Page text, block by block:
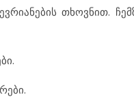
თხოვნით.